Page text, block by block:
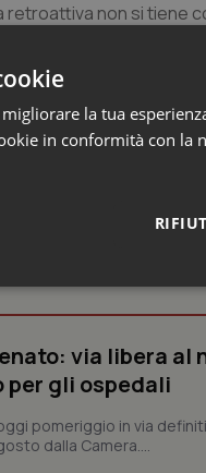
non si tiene
di spesa a loro
via libera al
per gli ospedali
pomeriggio in via
dalla Camera....
la tua
in conformità con la
Statistici
Statistici